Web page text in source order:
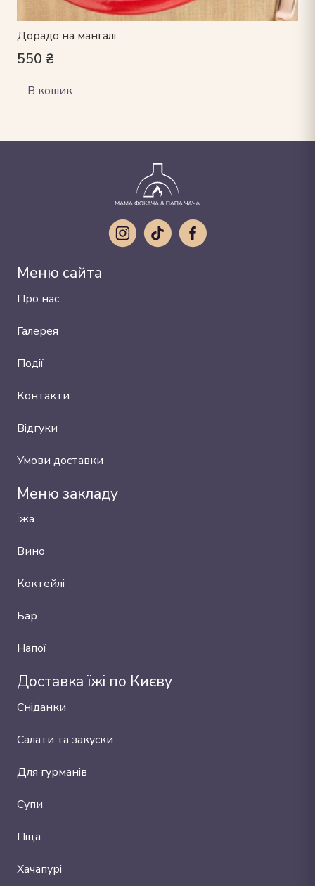
Дорадо на мангалі
550 ₴
В кошик
Меню сайта
Про нас
Галерея
Події
Контакти
Відгуки
Умови доставки
Меню закладу
Їжа
Вино
Коктейлі
Бар
Напої
Доставка їжі по Києву
Сніданки
Салати та закуски
Для гурманів
Супи
Піца
Хачапурі